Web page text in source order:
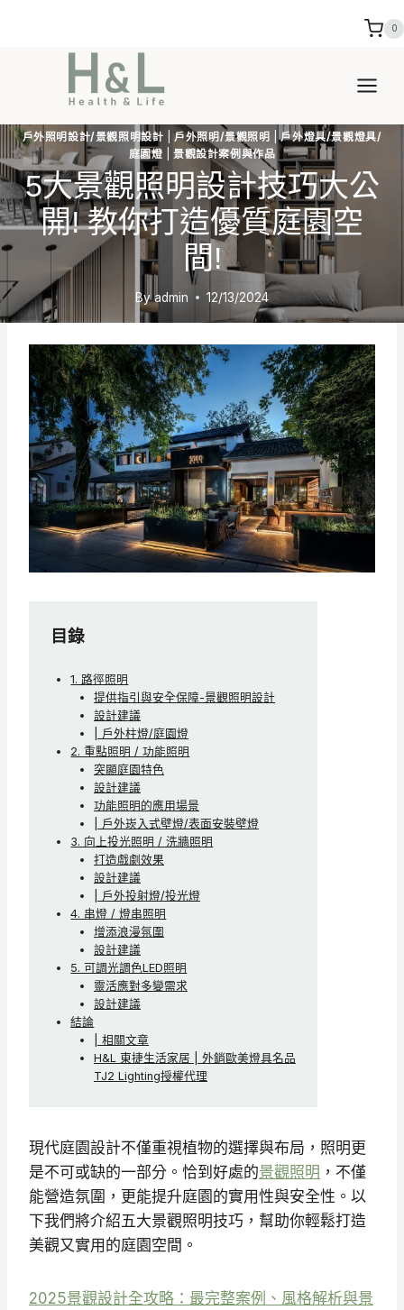
0
戶外照明設計/景觀照明設計 |戶外照明/景觀照明 |戶外燈具/景觀燈具/
庭園燈 |景觀設計案例與作品
5大景觀照明設計技巧大公
開! 教你打造優質庭園空
間!
By admin 12/13/2024
目錄
1. 路徑照明
提供指引與安全保障-景觀照明設計
設計建議
| 戶外柱燈/庭園燈
2. 重點照明 / 功能照明
突顯庭園特色
設計建議
功能照明的應用場景
| 戶外崁入式壁燈/表面安裝壁燈
3. 向上投光照明 / 洗牆照明
打造戲劇效果
設計建議
| 戶外投射燈/投光燈
4. 串燈 / 燈串照明
增添浪漫氛圍
設計建議
5. 可調光調色LED照明
靈活應對多變需求
設計建議
結論
| 相關文章
H&L 東捷生活家居 | 外銷歐美燈具名品
TJ2 Lighting授權代理
現代庭園設計不僅重視植物的選擇與布局，照明更
是不可或缺的一部分。恰到好處的景觀照明 ，不僅
能營造氛圍，更能提升庭園的實用性與安全性。以
下我們將介紹五大景觀照明技巧，幫助你輕鬆打造
美觀又實用的庭園空間。
2025景觀設計全攻略：最完整案例、風格解析與景